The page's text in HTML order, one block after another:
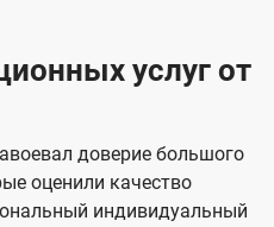
услуг от
доверие большого
оценили качество
индивидуальный